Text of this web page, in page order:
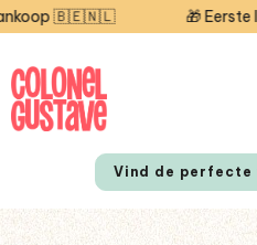
🎁 Eerste levering
Vind de perfecte